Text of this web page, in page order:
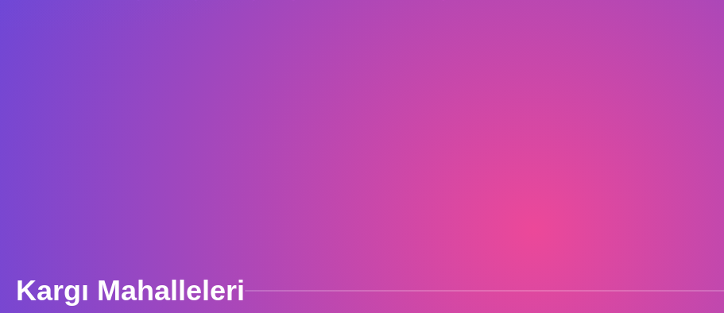
Kargı Mahalleleri